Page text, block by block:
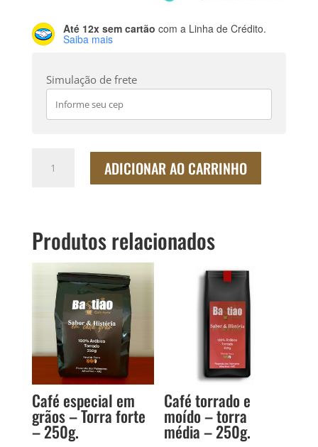
Até 12x sem cartão com a Linha de Crédito.
Saiba mais
Simulação de frete
torrado
torra
média
quantidade
ADICIONAR AO CARRINHO
Produtos relacionados
Café especial em
grãos – Torra forte
– 250g.
Café torrado e
moído – torra
média – 250g.